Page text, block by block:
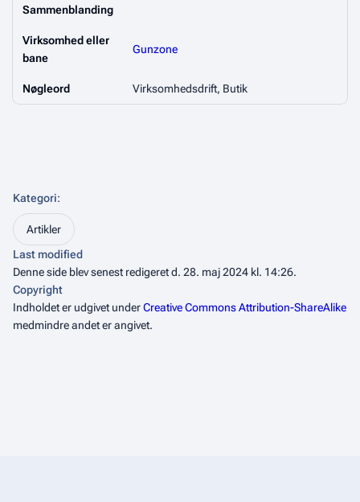
Sammenblanding
Virksomhed eller
bane
Gunzone
Nøgleord Virksomhedsdrift, Butik
Kategori:
Artikler
Last modified
Denne side blev senest redigeret d. 28. maj 2024 kl. 14:26.
Copyright
Indholdet er udgivet underCreative Commons Attribution-ShareAlike
medmindre andet er angivet.